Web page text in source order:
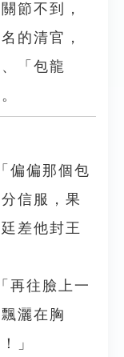
節不到，
的清官，
「包龍
偏偏那個包
信服，果
差他封王
再往臉上一
灑在胸
」